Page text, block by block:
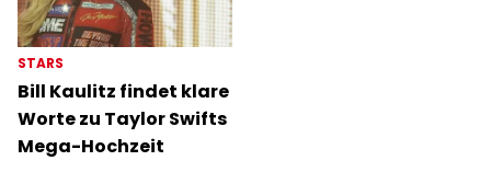
STARS
Bill Kaulitz findet klare
Worte zu Taylor Swifts
Mega-Hochzeit